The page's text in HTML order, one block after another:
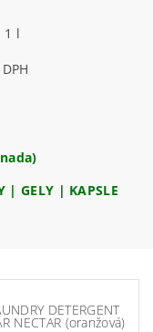
1 l
bez DPH
| GELY | KAPSLE
DETERGENT
NECTAR (oranžová)